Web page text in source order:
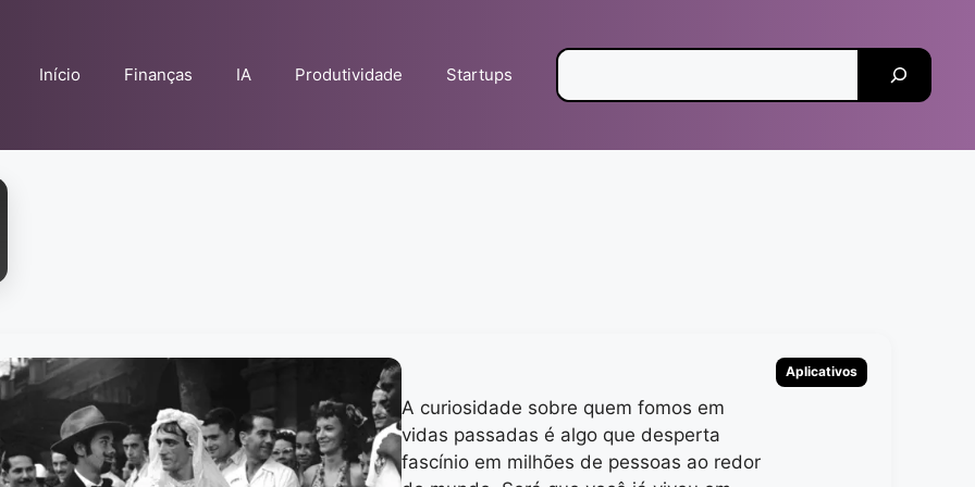
Início Finanças IA Produtividade Startups
A curiosidade sobre quem fomos em
vidas passadas é algo que desperta
fascínio em milhões de pessoas ao redor
Categorias
Aplicativos